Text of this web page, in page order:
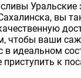
Уральские
вы
чтобы ваши
в идеальном
к